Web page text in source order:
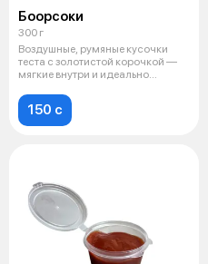
Боорсоки
300 г
Воздушные, румяные кусочки
теста с золотистой корочкой —
мягкие внутри и идеально
150 c